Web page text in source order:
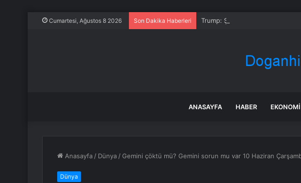
Cumartesi, Ağustos 8 2026 Son Dakika Haberleri Trump: Şi ve Putin İran’a silah
ANASAYFA HABER EKONOMI
Anasayfa / Dünya / Gemini çöktü mü? Gemini sorun mu var 10 Haziran
Dünya